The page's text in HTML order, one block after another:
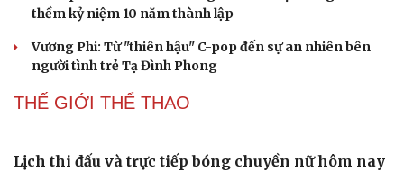
Du lịch
Săn Tour
check-in
Podcast
Đọc truyện đêm
thềm kỷ niệm 10 năm thành lập
Vương Phi: Từ "thiên hậu" C-pop đến sự an nhiên bên
người tình trẻ Tạ Đình Phong
THẾ GIỚI THỂ THAO
Lịch thi đấu và trực tiếp bóng chuyền nữ hôm nay